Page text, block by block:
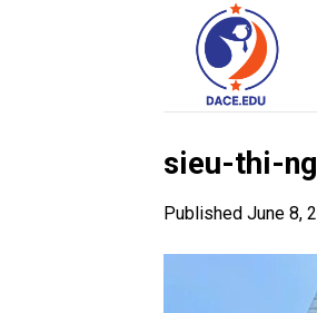
sieu-thi-
Published June 8,